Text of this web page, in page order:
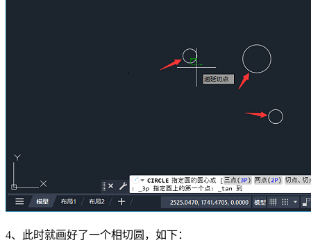
4、此时就画好了一个相切圆，如下：